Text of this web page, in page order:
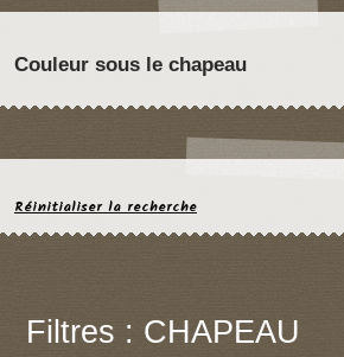
Couleur sous le chapeau
Réinitialiser la recherche
Filtres : CHAPEAU